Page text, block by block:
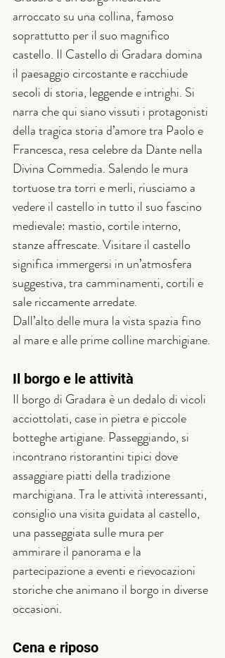
arroccato su una collina, famoso
soprattutto per il suo magnifico
castello. Il Castello di Gradara domina
il paesaggio circostante e racchiude
secoli di storia, leggende e intrighi. Si
narra che qui siano vissuti i protagonisti
della tragica storia d’amore tra Paolo e
Francesca, resa celebre da Dante nella
Divina Commedia. Salendo le mura
tortuose tra torri e merli, riusciamo a
vedere il castello in tutto il suo fascino
medievale: mastio, cortile interno,
stanze affrescate. Visitare il castello
significa immergersi in un’atmosfera
suggestiva, tra camminamenti, cortili e
sale riccamente arredate.
Dall’alto delle mura la vista spazia fino
al mare e alle prime colline marchigiane.
Il borgo e le attività
Il borgo di Gradara è un dedalo di vicoli
acciottolati, case in pietra e piccole
botteghe artigiane. Passeggiando, si
incontrano ristorantini tipici dove
assaggiare piatti della tradizione
marchigiana. Tra le attività interessanti,
consiglio una visita guidata al castello,
una passeggiata sulle mura per
ammirare il panorama e la
partecipazione a eventi e rievocazioni
storiche che animano il borgo in diverse
occasioni.
Cena e riposo